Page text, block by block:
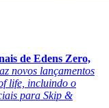
de Edens Zero,
novos lançamentos
life, incluindo o
para Skip &